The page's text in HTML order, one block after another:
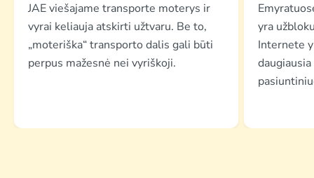
JAE viešajame transporte moterys ir
vyrai keliauja atskirti užtvaru. Be to,
„moteriška“ transporto dalis gali būti
perpus mažesnė nei vyriškoji.
yra
Internete